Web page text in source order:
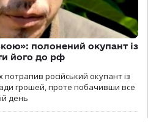
полонений окупант із
його до рф
потрапив російський окупант із
грошей, проте побачивши все
день